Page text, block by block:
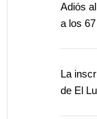
Adiós
a los
La
de El